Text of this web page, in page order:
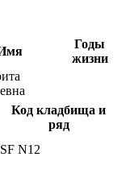
Годы
жизни
Код кладбища и
ряд
SF N12